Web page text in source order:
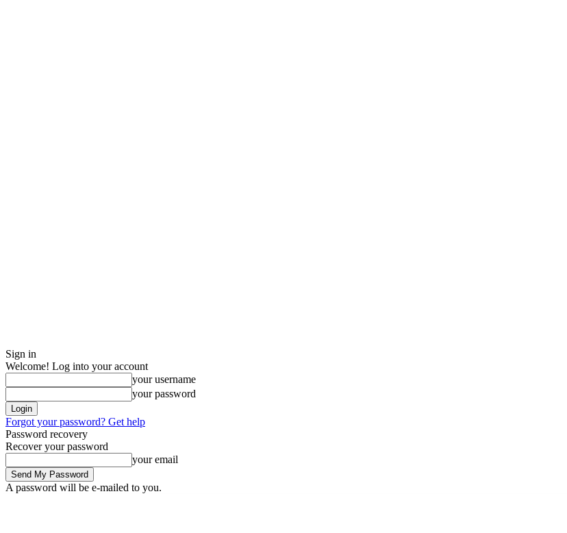
Sign in
Welcome! Log into your account
your username
your password
Forgot your password? Get help
Password recovery
Recover your password
your email
A password will be e-mailed to you.